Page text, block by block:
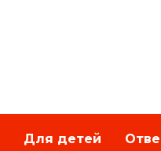
Для детей